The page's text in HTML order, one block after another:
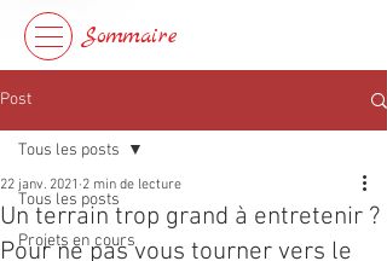
Sommaire
Post
Tous les posts
Projets en cours
Tous les posts
Un terrain trop grand à entretenir ?
Pour ne pas vous tourner vers le
22 janv. 2021 2 min de lecture